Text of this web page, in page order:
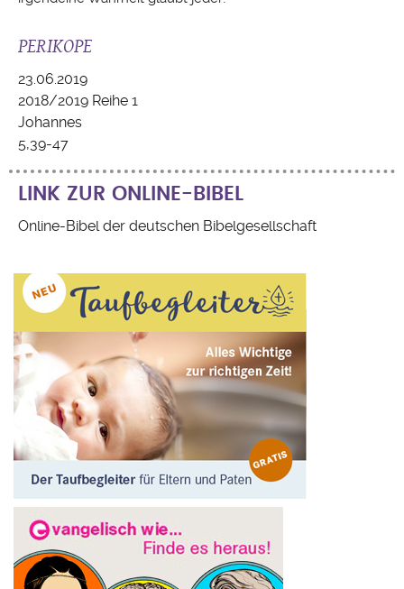
PERIKOPE
23.06.2019
2018/2019 Reihe 1
Johannes
5,39-47
LINK ZUR ONLINE-BIBEL
Online-Bibel der deutschen Bibelgesellschaft